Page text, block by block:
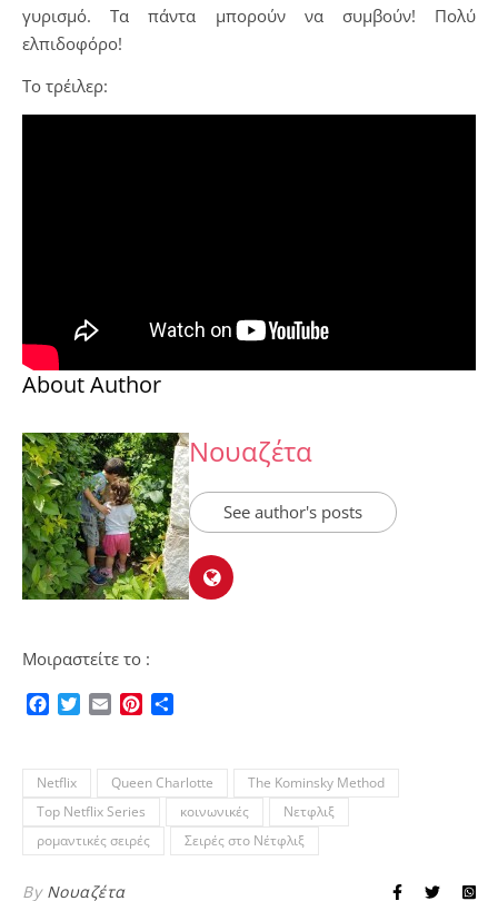
γυρισμό. Τα πάντα μπορούν να συμβούν! Πολύ
ελπιδοφόρο!
Το τρέιλερ:
About Author
Νουαζέτα
See author's posts
Μοιραστείτε το :
Facebook
TwitterEmailPinterest
Netflix Queen Charlotte
The Kominsky Method
Top Netflix Series
κοινωνικές
Νετφλιξ
ρομαντικές σειρές
Σειρές στο Νέτφλιξ
By Νουαζέτα